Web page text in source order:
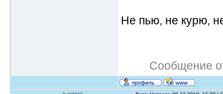
Не пью, не курю,
Сообщение